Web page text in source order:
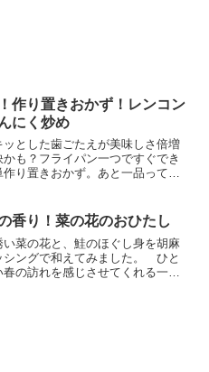
作り置きおかず！レンコン
にく炒め
ッとした歯ごたえが美味しさ倍増
かも？フライパン一つですぐでき
作り置きおかず。あと一品って時
円以下 材料レンコンにんにく白
リーブ...
香り！菜の花のおひたし
い菜の花と、鮭のほぐし身を胡麻
シングで和えてみました。 ひと
春の訪れを感じさせてくれる一品